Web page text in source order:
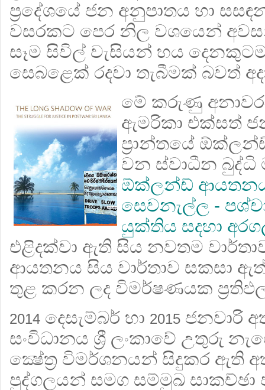
ප්‍රදේශයේ ජන අනුපාතය හා
වසරකට පෙර නිල වශයෙන්
සෑම සිවිල් වැසියන් හය
සෙබළෙක් රදවා තැබීමක් බවත්
මේ කරුණු
ඇමරිකා එක්සත්
ප්‍රාන්තයේ
වන ස්වාධීන
ඕක්ලන්ඩ්
සෙවනැල්ල -
යුක්තිය සදහා
එළිදක්වා ඇති සිය නවතම
ආයතනය සිය වාර්තාව සකසා
තුළ කරන ලද විමර්ෂණයක
2014 දෙසැම්බර් හා 2015 ජනවාරි
සංවිධානය ශ්‍රී ලංකාවේ උතුරු
ක්‍ෂේත්‍ර විමර්ශනයන් සිදුකර ඇති
පුද්ගලයන් සමග සම්මුඛ සාකච්ඡා